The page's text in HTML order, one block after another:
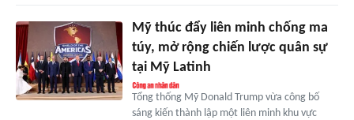
Mỹ thúc đẩy liên minh chống ma
túy, mở rộng chiến lược quân sự
tại Mỹ Latinh
Tổng thống Mỹ Donald Trump vừa công bố
sáng kiến thành lập một liên minh khu vực